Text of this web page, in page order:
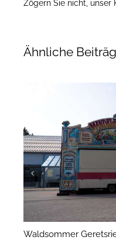
Zögern Sie nicht, unser
Ähnliche
Waldsommer